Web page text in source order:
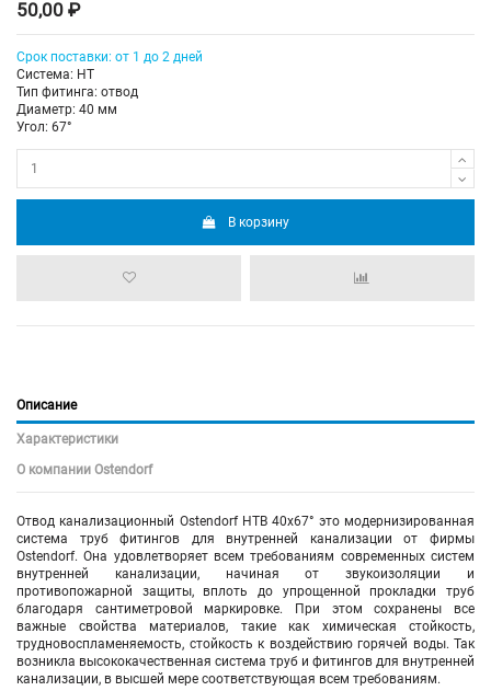
50,00 ₽
Срок поставки: от 1 до 2 дней
Система: HT
Тип фитинга: отвод
Диаметр: 40 мм
Угол: 67°
В корзину
Описание
Характеристики
О компании Ostendorf
Отвод канализационный Ostendorf HTB 40х67° это модернизированная
система труб фитингов для внутренней канализации от фирмы
Ostendorf. Она удовлетворяет всем требованиям современных систем
внутренней канализации, начиная от звукоизоляции и
противопожарной защиты, вплоть до упрощенной прокладки труб
благодаря сантиметровой маркировке. При этом сохранены все
важные свойства материалов, такие как химическая стойкость,
трудновоспламеняемость, стойкость к воздействию горячей воды. Так
возникла высококачественная система труб и фитингов для внутренней
канализации, в высшей мере соответствующая всем требованиям.